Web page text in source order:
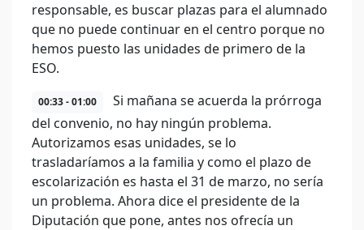
responsable, es buscar plazas para el alumnado
que no puede continuar en el centro porque no
hemos puesto las unidades de primero de la
ESO.
00:33 - 01:00
Si mañana se acuerda la prórroga
del convenio, no hay ningún problema.
Autorizamos esas unidades, se lo
trasladaríamos a la familia y como el plazo de
escolarización es hasta el 31 de marzo, no sería
un problema. Ahora dice el presidente de la
Diputación que pone, antes nos ofrecía un